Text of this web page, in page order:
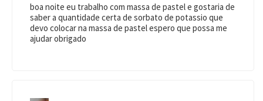
boa noite eu trabalho com massa de pastel e gostaria de
saber a quantidade certa de sorbato de potassio que
devo colocar na massa de pastel espero que possa me
ajudar obrigado